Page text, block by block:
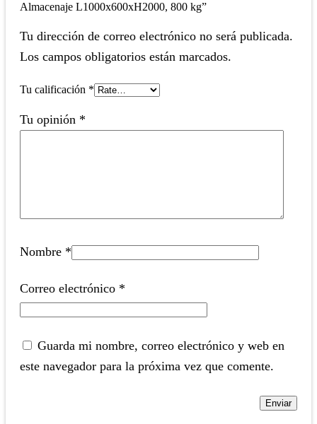
Almacenaje L1000x600xH2000, 800 kg”
Tu dirección de correo electrónico no será publicada.
Los campos obligatorios están marcados.
Tu calificación *
Tu opinión *
Nombre *
Correo electrónico *
Guarda mi nombre, correo electrónico y web en
este navegador para la próxima vez que comente.